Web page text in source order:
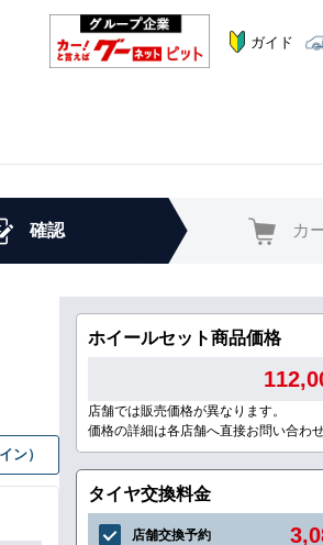
ガイド
確認 カ
ン）
ホイールセット商品価格
店舗では販売価格が異なります。
価格の詳細は各店舗へ直接お問い合わ
タイヤ交換料金
店舗交換予約